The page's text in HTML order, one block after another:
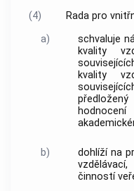
(4)
Rada pro
a)
schvaluje
kvality
kvality
b)
dohlíží na
činností